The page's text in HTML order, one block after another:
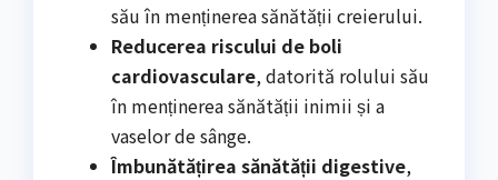
său în menținerea sănătății creierului.
Reducerea riscului de boli
cardiovasculare, datorită rolului său
în menținerea sănătății inimii și a
vaselor de sânge.
Îmbunătățirea sănătății digestive,